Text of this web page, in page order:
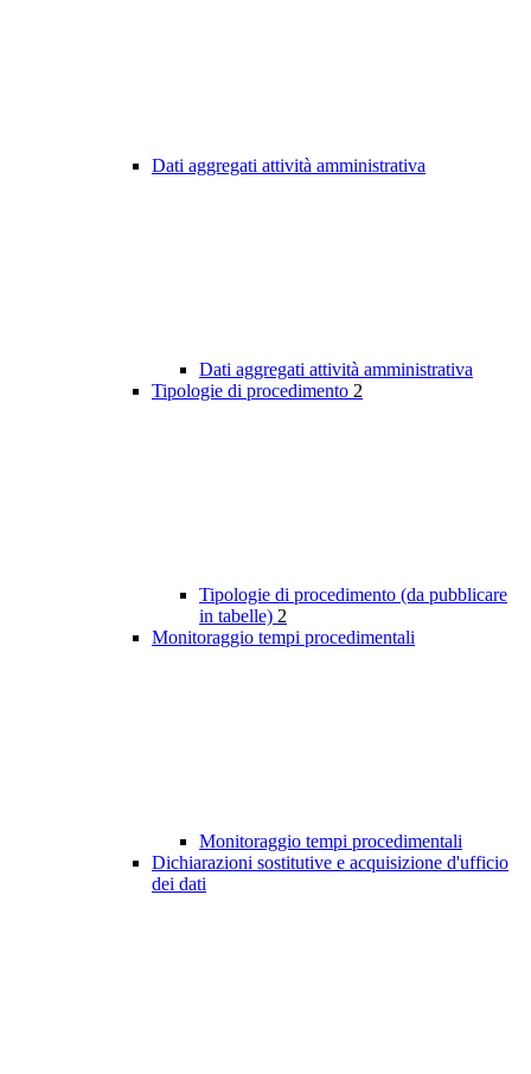
Dati aggregati attività amministrativa
Dati aggregati attività amministrativa
Tipologie di procedimento 2
Tipologie di procedimento (da pubblicare
in tabelle) 2
Monitoraggio tempi procedimentali
Monitoraggio tempi procedimentali
Dichiarazioni sostitutive e acquisizione d'ufficio
dei dati